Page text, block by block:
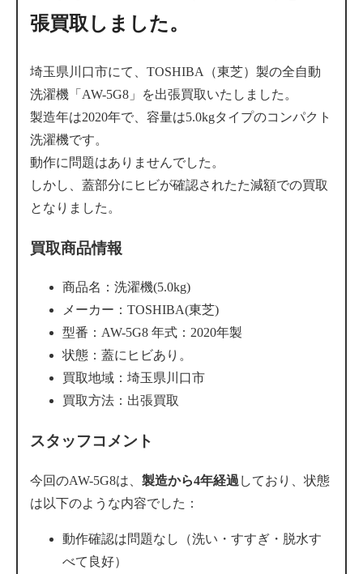
張買取しました。
埼玉県川口市にて、TOSHIBA（東芝）製の全自動
洗濯機「AW-5G8」を出張買取いたしました。
製造年は2020年で、容量は5.0kgタイプのコンパクト
洗濯機です。
動作に問題はありませんでした。
しかし、蓋部分にヒビが確認されたた減額での買取
となりました。
買取商品情報
商品名：洗濯機(5.0kg)
メーカー：TOSHIBA(東芝)
型番：AW-5G8 年式：2020年製
状態：蓋にヒビあり。
買取地域：埼玉県川口市
買取方法：出張買取
スタッフコメント
今回のAW-5G8は、 製造から4年経過 しており、状態
は以下のような内容でした：
動作確認は問題なし（洗い・すすぎ・脱水す
べて良好）